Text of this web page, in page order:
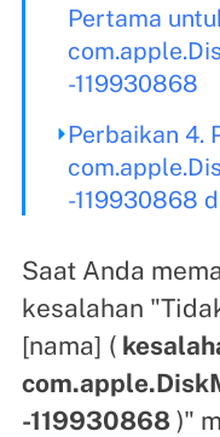
Pertama
-119930868
Perbaikan 4.
-119930868
Saat Anda
kesalahan
[nama] (
-119930868)"